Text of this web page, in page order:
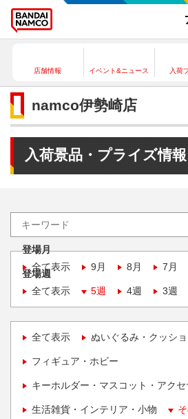
店舗情報 イベント&ニュース 入荷
namco伊勢崎店
入荷景品・プライズ情報
登場月
全て表示
9月 8月 7月
登場週
全て表示
5週 4週 3週
全て表示 ぬいぐるみ・クッシ
フィギュア・ホビー
キーホルダー・マスコット・アクセ
生活雑貨・インテリア・小物